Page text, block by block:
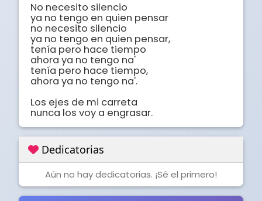
No necesito silencio
ya no tengo en quien pensar
no necesito silencio
ya no tengo en quien pensar,
tenía pero hace tiempo
ahora ya no tengo na'
tenía pero hace tiempo,
ahora ya no tengo na'.
Los ejes de mi carreta
nunca los voy a engrasar.
Dedicatorias
Aún no hay dedicatorias. ¡Sé el primero!